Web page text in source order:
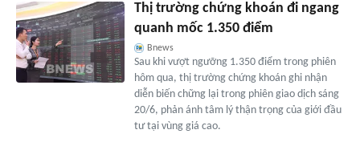
Thị trường chứng khoán đi ngang
quanh mốc 1.350 điểm
Bnews
Sau khi vượt ngưỡng 1.350 điểm trong phiên
hôm qua, thị trường chứng khoán ghi nhận
diễn biến chững lại trong phiên giao dịch sáng
20/6, phản ánh tâm lý thận trọng của giới đầu
tư tại vùng giá cao.